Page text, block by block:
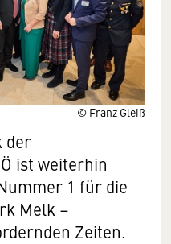
© Franz Gleiß
der
ist weiterhin
1 für die
Melk –
Zeiten.